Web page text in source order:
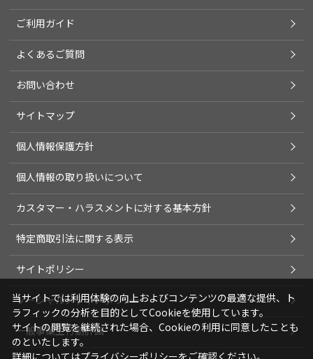
ご利用ガイド
よくあるご質問
お問い合わせ
サイトマップ
個人情報保護方針
個人情報の取り扱いについて
カスタマー・ハラスメントに対する基本方針
特定商取引法に関する表示
サイトポリシー
ソーシャルメディアポリシー
一般事業主行動計画
当サイトでは利用体験の向上およびコンテンツの最適な提供、ト
ラフィックの分析を目的としてCookieを使用しています。
サイトの閲覧を継続された場合、Cookieの利用に同意したことも
のといたします。